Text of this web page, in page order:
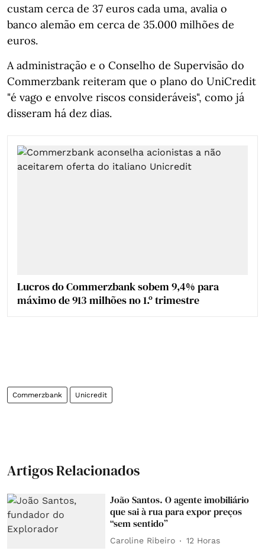
custam cerca de 37 euros cada uma, avalia o
banco alemão em cerca de 35.000 milhões de
euros.
A administração e o Conselho de Supervisão do
Commerzbank reiteram que o plano do UniCredit
"é vago e envolve riscos consideráveis", como já
disseram há dez dias.
Lucros do Commerzbank sobem 9,4% para
máximo de 913 milhões no 1.º trimestre
Commerzbank Unicredit
Artigos Relacionados
João Santos. O agente imobiliário
que sai à rua para expor preços
“sem sentido”
Caroline Ribeiro 12 Horas